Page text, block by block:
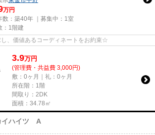
万円
数：築40年 ｜募集中： 1室
：1階建
、価値あるコーディネートをお約束☆
3.9万円
(管理費・共益費 3,000円)
敷：0ヶ月｜礼：0ヶ月
所在階：1階
間取り：2DK
面積：34.78㎡
イハイツ A